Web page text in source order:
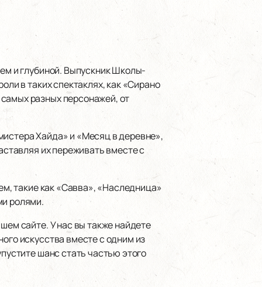
и глубиной. Выпускник Школы-
в таких спектаклях, как «Сирано
разных персонажей, от
Хайда» и «Месяц в деревне»,
их переживать вместе с
такие как «Савва», «Наследница»
ролями.
сайте. У нас вы также найдете
искусства вместе с одним из
шанс стать частью этого